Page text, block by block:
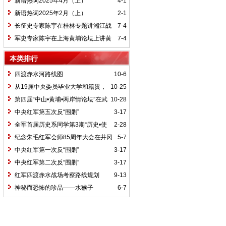
2-1
新语热词2025年2月（上）
7-4
长征史专家陈宇在桂林专题讲湘江战
役精神
7-4
军史专家陈宇在上海黄埔论坛上讲黄
埔精神与国家统一大业
本类排行
10-6
四渡赤水河路线图
10-25
从19届中央委员毕业大学和籍贯，
看当代中国文化区域积淀
10-28
第四届“中山•黄埔•两岸情论坛”在武
汉举行
3-17
中央红军第五次反“围剿”
2-28
全军首届历史系同学第3期“历史•使
命”论坛纪要
5-7
纪念朱毛红军会师85周年大会在井冈
山召开
3-17
中央红军第一次反“围剿”
3-17
中央红军第二次反“围剿”
9-13
红军四渡赤水战场考察路线规划
6-7
神秘而恐怖的珍品——水猴子